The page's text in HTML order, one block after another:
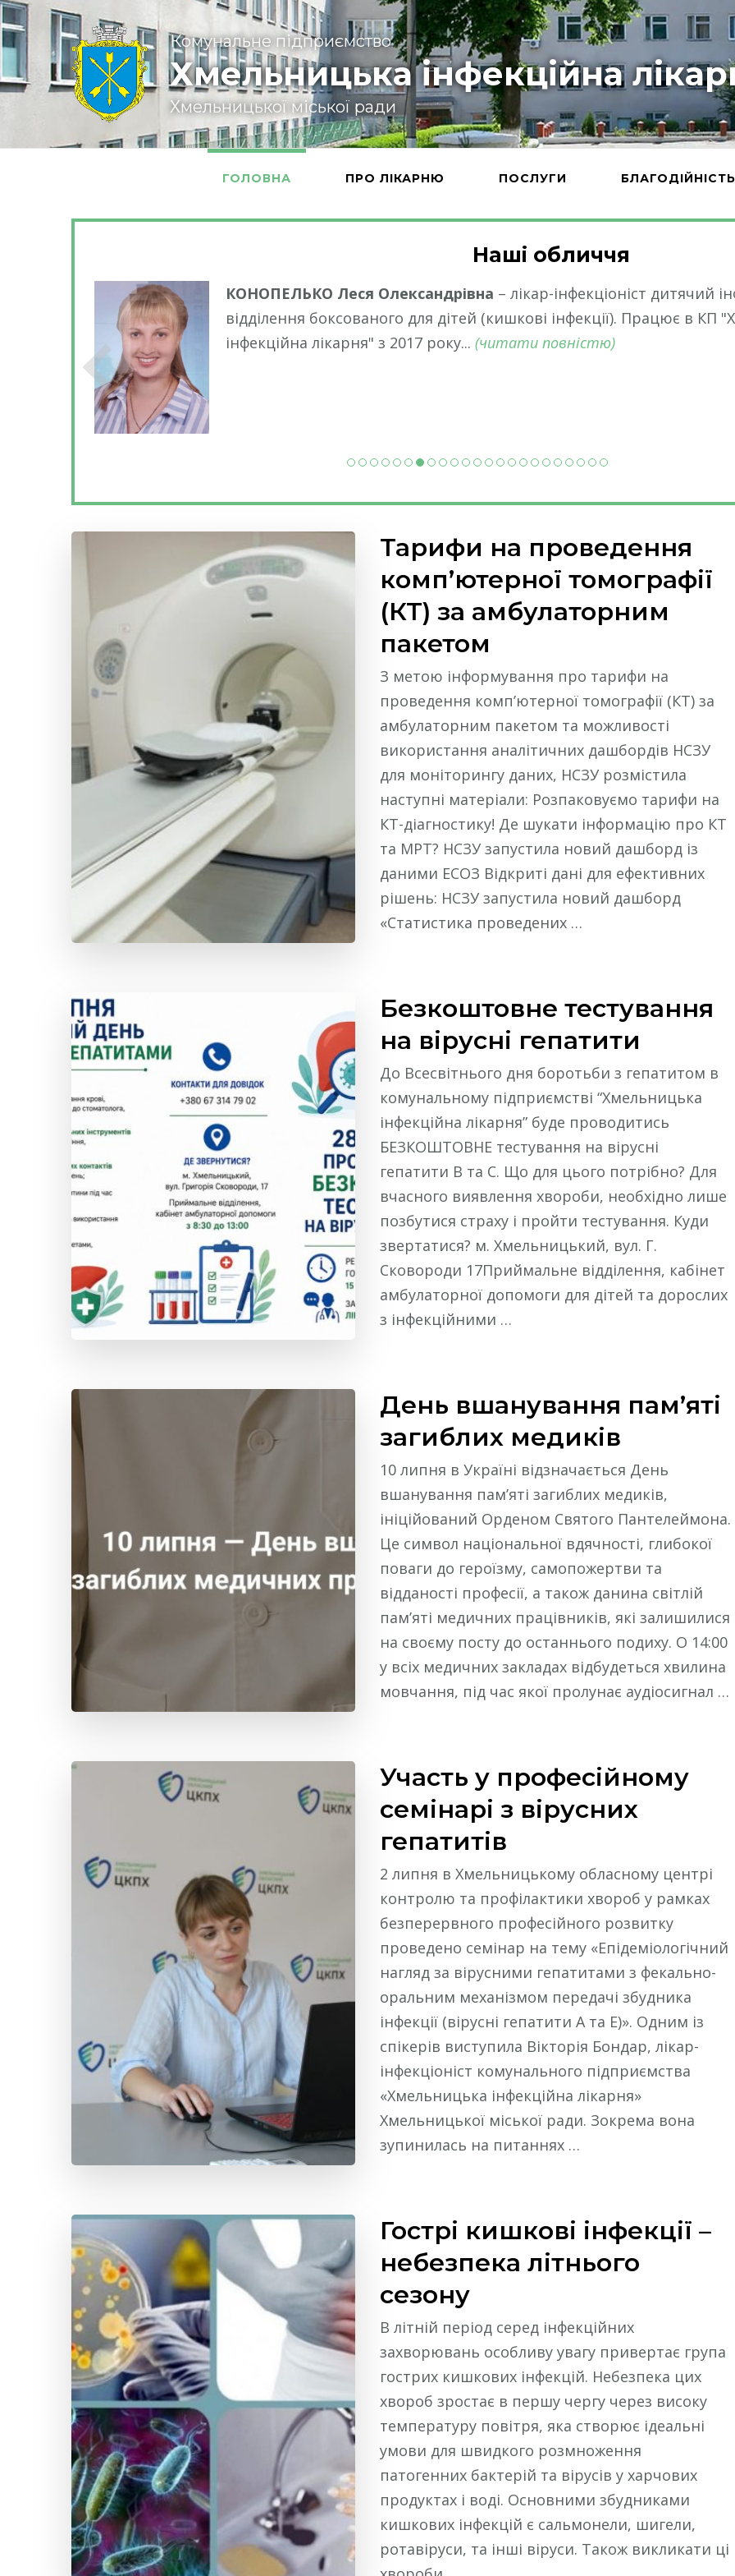
Комунальне підприємство
Хмельницька інфекційна
Хмельницької міської ради
ГОЛОВНА ПРО ЛІКАРНЮ ПОСЛУГИ БЛАГОДІЙНІСТЬ
Наші обличчя
КОНОПЕЛЬКО Леся Олександрівна – лікар-інфекціоніст дитячий
відділення боксованого для дітей (кишкові інфекції). Працює в КП
інфекційна лікарня" з 2017 року... (читати повністю)
Тарифи на проведення
комп’ютерної томографії
(КТ) за амбулаторним
пакетом
З метою інформування про тарифи на
проведення комп’ютерної томографії (КТ) за
амбулаторним пакетом та можливості
використання аналітичних дашбордів НСЗУ
для моніторингу даних, НСЗУ розмістила
наступні матеріали: Розпаковуємо тарифи на
КТ-діагностику! Де шукати інформацію про КТ
та МРТ? НСЗУ запустила новий дашборд із
даними ЕСОЗ Відкриті дані для ефективних
рішень: НСЗУ запустила новий дашборд
«Статистика проведених …
Безкоштовне тестування
на вірусні гепатити
До Всесвітнього дня боротьби з гепатитом в
комунальному підприємстві “Хмельницька
інфекційна лікарня” буде проводитись
БЕЗКОШТОВНЕ тестування на вірусні
гепатити В та С. Що для цього потрібно? Для
вчасного виявлення хвороби, необхідно лише
позбутися страху і пройти тестування. Куди
звертатися? м. Хмельницький, вул. Г.
Сковороди 17Приймальне відділення, кабінет
амбулаторної допомоги для дітей та дорослих
з інфекційними …
День вшанування пам’яті
загиблих медиків
10 липня в Україні відзначається День
вшанування пам’яті загиблих медиків,
ініційований Орденом Святого Пантелеймона.
Це символ національної вдячності, глибокої
поваги до героїзму, самопожертви та
відданості професії, а також данина світлій
пам’яті медичних працівників, які залишилися
на своєму посту до останнього подиху. О 14:00
у всіх медичних закладах відбудеться хвилина
мовчання, під час якої пролунає аудіосигнал …
Участь у професійному
семінарі з вірусних
гепатитів
2 липня в Хмельницькому обласному центрі
контролю та профілактики хвороб у рамках
безперервного професійного розвитку
проведено семінар на тему «Епідеміологічний
нагляд за вірусними гепатитами з фекально-
оральним механізмом передачі збудника
інфекції (вірусні гепатити А та Е)». Одним із
спікерів виступила Вікторія Бондар, лікар-
інфекціоніст комунального підприємства
«Хмельницька інфекційна лікарня»
Хмельницької міської ради. Зокрема вона
зупинилась на питаннях …
Гострі кишкові інфекції –
небезпека літнього
сезону
В літній період серед інфекційних
захворювань особливу увагу привертає група
гострих кишкових інфекцій. Небезпека цих
хвороб зростає в першу чергу через високу
температуру повітря, яка створює ідеальні
умови для швидкого розмноження
патогенних бактерій та вірусів у харчових
продуктах і воді. Основними збудниками
кишкових інфекцій є сальмонели, шигели,
ротавіруси, та інші віруси. Також викликати ці